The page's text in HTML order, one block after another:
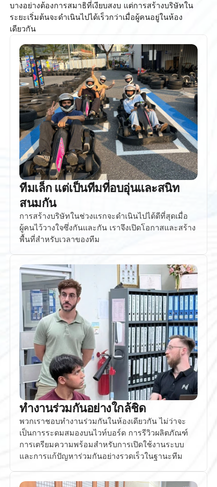
บางอย่างต้องการสมาธิที่เงียบสงบ แต่การสร้างบริษัทใน
ระยะเริ่มต้นจะดำเนินไปได้เร็วกว่าเมื่อผู้คนอยู่ในห้อง
เดียวกัน
ทีมเล็ก แต่เป็นทีมที่อบอุ่นและสนิท
สนมกัน
การสร้างบริษัทในช่วงแรกจะดำเนินไปได้ดีที่สุดเมื่อ
ผู้คนไว้วางใจซึ่งกันและกัน เราจึงเปิดโอกาสและสร้าง
พื้นที่สำหรับเวลาของทีม
ทำงานร่วมกันอย่างใกล้ชิด
พวกเราชอบทำงานร่วมกันในห้องเดียวกัน ไม่ว่าจะ
เป็นการระดมสมองบนไวท์บอร์ด การรีวิวผลิตภัณฑ์
การเตรียมความพร้อมสำหรับการเปิดใช้งานระบบ
และการแก้ปัญหาร่วมกันอย่างรวดเร็วในฐานะทีม